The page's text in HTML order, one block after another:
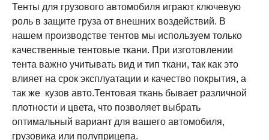
Тенты для грузового автомобиля играют ключевую
роль в защите груза от внешних воздействий. В
нашем производстве тентов мы используем только
качественные тентовые ткани. При изготовлении
тента важно учитывать вид и тип ткани, так как это
влияет на срок эксплуатации и качество покрытия, а
так же кузов авто.Тентовая ткань бывает различной
плотности и цвета, что позволяет выбрать
оптимальный вариант для вашего автомобиля,
грузовика или полуприцепа.